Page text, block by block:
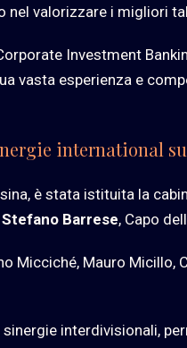
nel valorizzare i migliori
Investment
vasta esperienza e
international
è stata istituita la
Stefano Barrese, Capo
Micciché, Mauro Micillo,
interdivisionali,